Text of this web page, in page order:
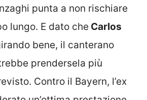
punta a non rischiare
lungo. E dato che Carlos
bene, il canterano
prendersela più
Contro il Bayern, l’ex